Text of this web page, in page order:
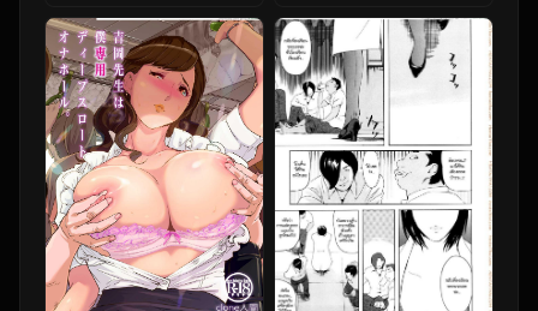
Zanzou ~Kazoku ga
Neshizumatta Ato
de~ Ch.2
Monster4